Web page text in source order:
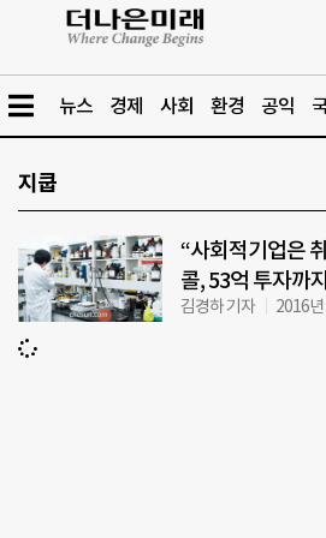
뉴스 경제 사회 환경 공익
지쿱
“사회적기업은
콜, 53억 투자까
김경하 기자 2016